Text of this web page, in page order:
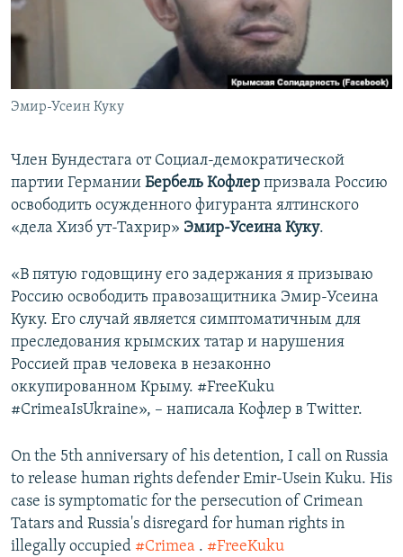
ПОБЕДИТЕЛЕЙ НЕ СУДЯТ?
УКРАИНСКАЯ ПРОБЛЕМА КРЫМА
Эмир-Усеин Куку
Член Бундестага от Социал-демократической
партии Германии Бербель Кофлер призвала Россию
освободить осужденного фигуранта ялтинского
«дела Хизб ут-Тахрир» Эмир-Усеина Куку.
«В пятую годовщину его задержания я призываю
Россию освободить правозащитника Эмир-Усеина
Куку. Его случай является симптоматичным для
преследования крымских татар и нарушения
Россией прав человека в незаконно
оккупированном Крыму. #FreeKuku
#CrimeaIsUkraine», – написала Кофлер в Twitter.
On the 5th anniversary of his detention, I call on Russia
to release human rights defender Emir-Usein Kuku. His
case is symptomatic for the persecution of Crimean
Tatars and Russia's disregard for human rights in
illegally occupied #Crimea . #FreeKuku